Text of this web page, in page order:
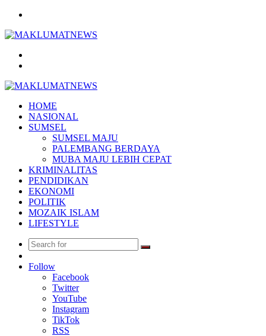
HOME
NASIONAL
SUMSEL
SUMSEL MAJU
PALEMBANG BERDAYA
MUBA MAJU LEBIH CEPAT
KRIMINALITAS
PENDIDIKAN
EKONOMI
POLITIK
MOZAIK ISLAM
LIFESTYLE
Search
Article
Follow
Facebook
Twitter
YouTube
Instagram
TikTok
RSS